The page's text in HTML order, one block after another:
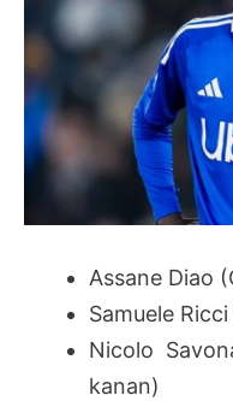
Assane Diao
Samuele
Nicolo
kanan)